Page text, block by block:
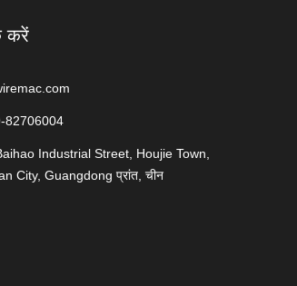
करें
82706004
Industrial Street, Houjie Town,
City, Guangdong प्रांत, चीन